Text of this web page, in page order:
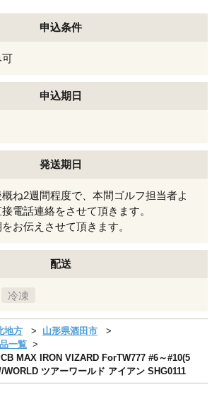
申込条件
可
申込期日
発送期日
ね2週間程度で、本間ゴルフ担当者よ
電話連絡をさせて頂きます。
お伝えさせて頂きます。
配送
冷凍
地方
山形県酒田市
一覧
MAX IRON VIZARD ForTW777 #6～#10(5
ツアーワールド アイアン SHG0111